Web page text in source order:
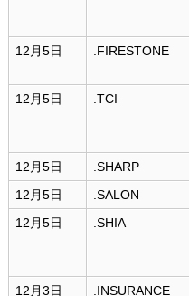
12月5日
.FIRESTONE
12月5日
.TCI
12月5日
.SHARP
12月5日
.SALON
12月5日
.SHIA
12月3日
.INSURANCE